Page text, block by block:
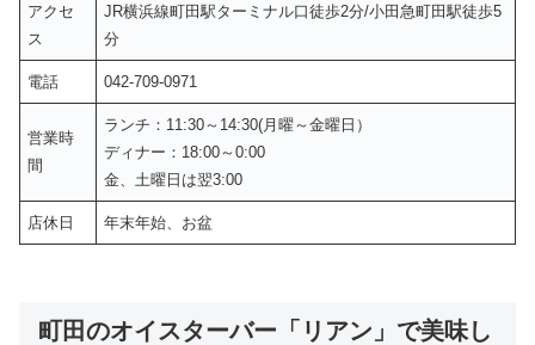
アクセ
ス
JR横浜線町田駅ターミナル口徒歩2分/小田急町田駅徒歩5
分
電話 042-709-0971
営業時
間
ランチ：11:30～14:30(月曜～金曜日）
ディナー：18:00～0:00
金、土曜日は翌3:00
店休日 年末年始、お盆
町田のオイスターバー「リアン」で美味し